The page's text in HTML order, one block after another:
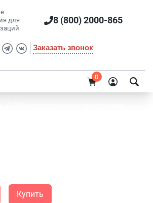
для
8 (800) 2000-865
Заказать звонок
0
Купить